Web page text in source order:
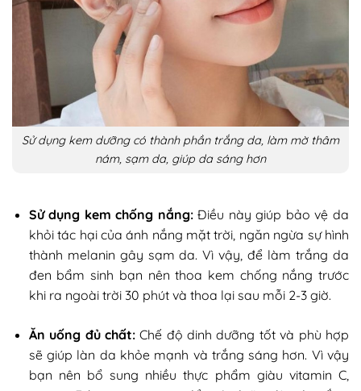
Sử dụng kem dưỡng có thành phần trắng da, làm mờ thâm
nám, sạm da, giúp da sáng hơn
Sử dụng kem chống nắng:Điều này giúp bảo vệ da
khỏi tác hại của ánh nắng mặt trời, ngăn ngừa sự hình
thành melanin gây sạm da. Vì vậy, để làm trắng da
đen bẩm sinh bạn nên thoa kem chống nắng trước
khi ra ngoài trời 30 phút và thoa lại sau mỗi 2-3 giờ.
Ăn uống đủ chất:Chế độ dinh dưỡng tốt và phù hợp
sẽ giúp làn da khỏe mạnh và trắng sáng hơn. Vì vậy
bạn nên bổ sung nhiều thực phẩm giàu vitamin C,